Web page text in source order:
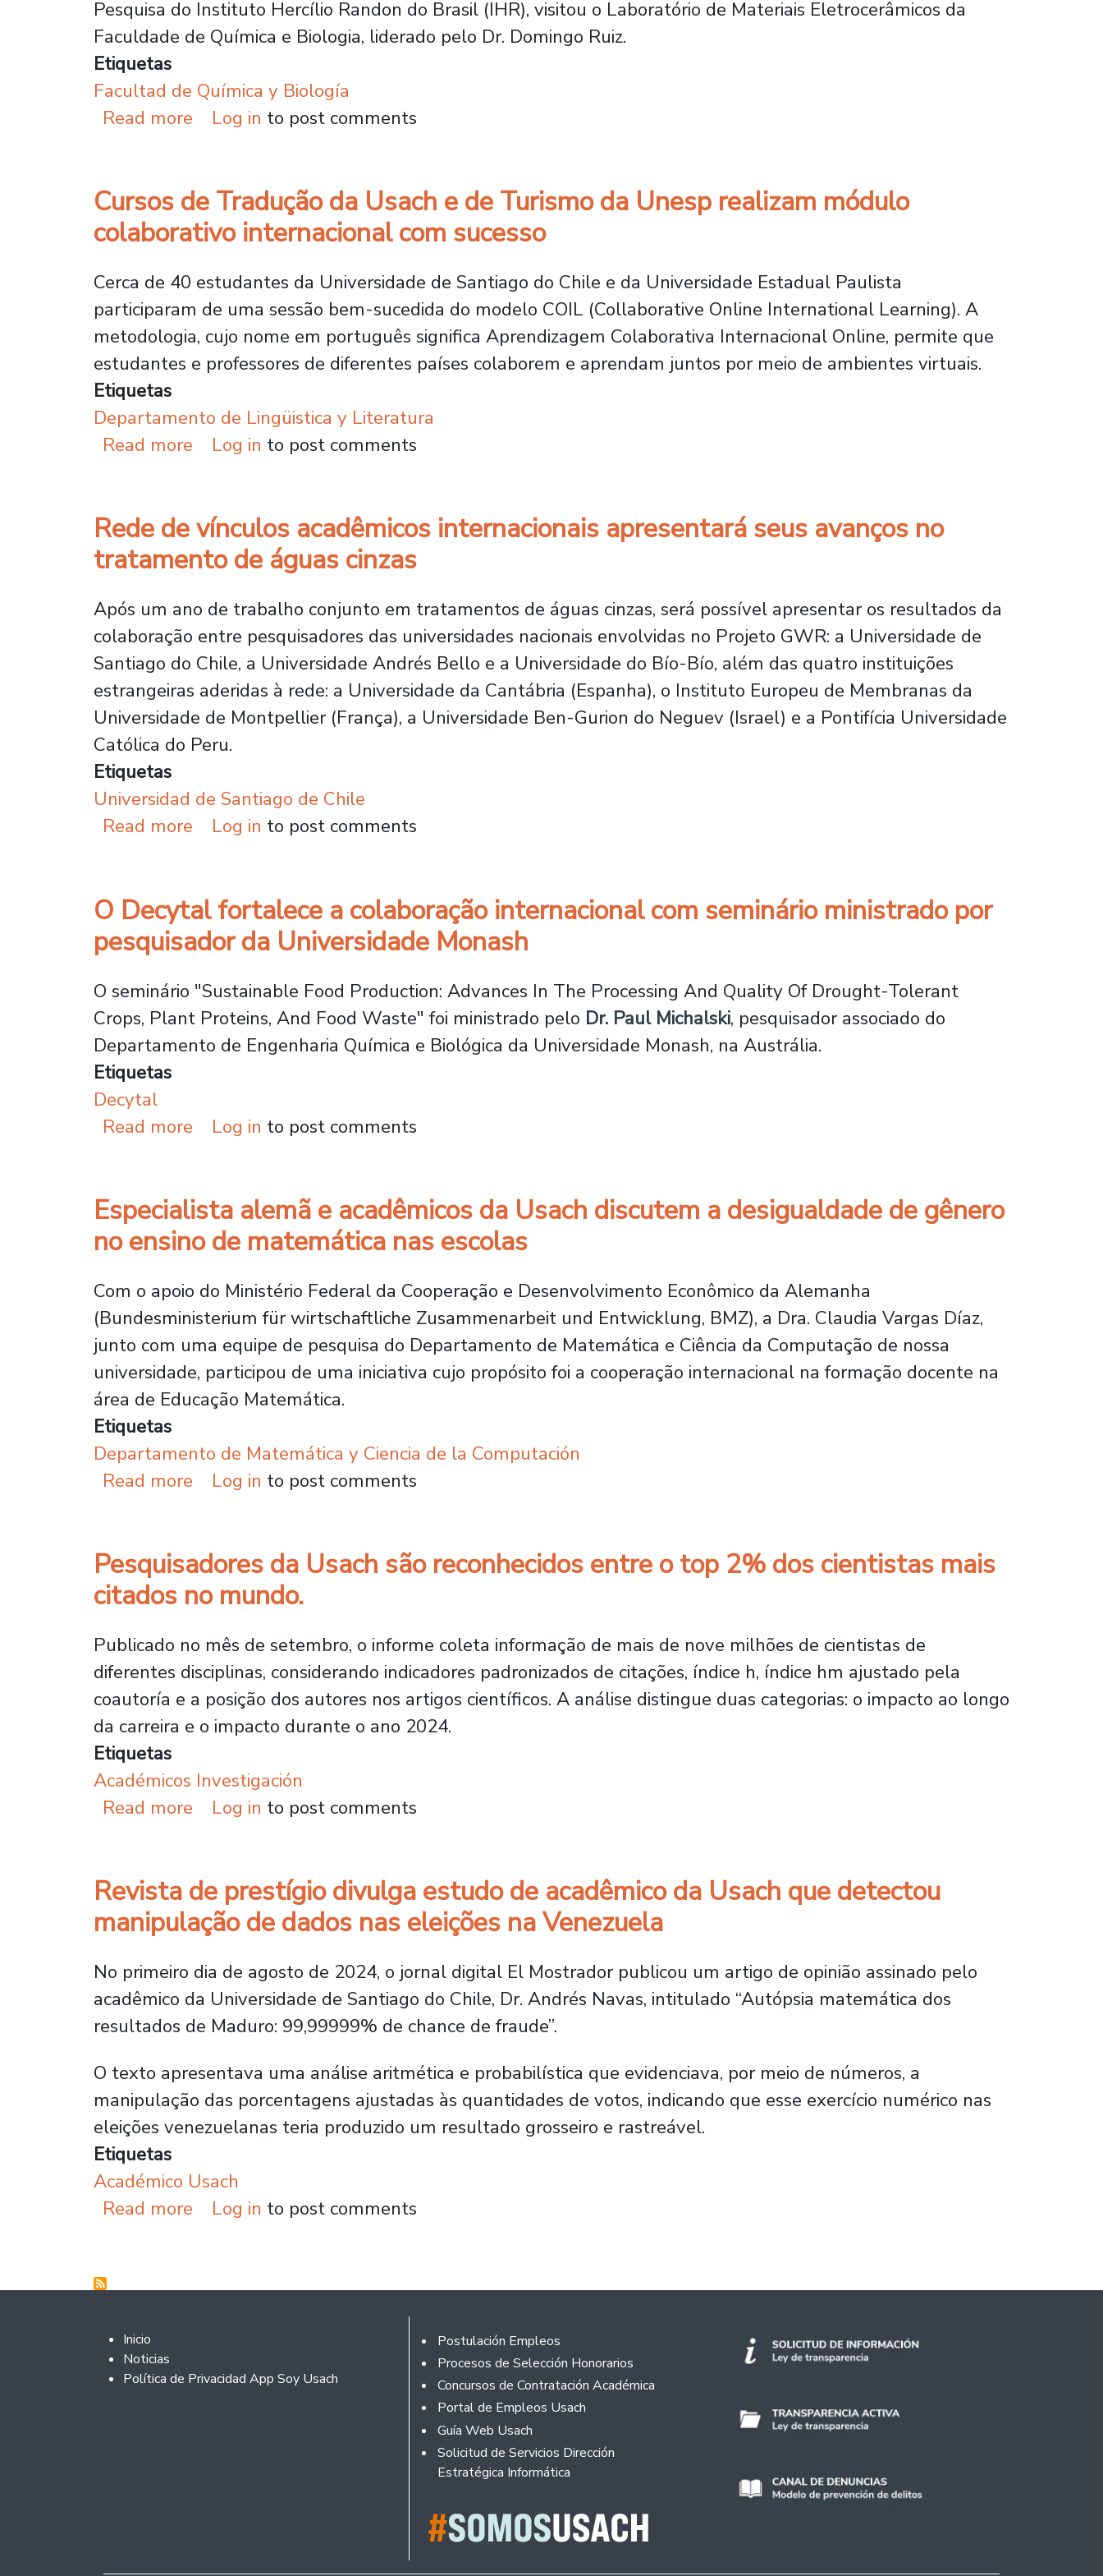
Pesquisa do Instituto Hercílio Randon do Brasil (IHR), visitou o Laboratório de Materiais Eletrocerâmicos da
Faculdade de Química e Biologia, liderado pelo Dr. Domingo Ruiz.
Etiquetas
Facultad de Química y Biología
Read more about Da pesquisa à indústria: Brasil e Chile estreitam laços para desenvolver tecnologias de valor agregado
Log in to post comments
Cursos de Tradução da Usach e de Turismo da Unesp realizam módulo
colaborativo internacional com sucesso
Cerca de 40 estudantes da Universidade de Santiago do Chile e da Universidade Estadual Paulista
participaram de uma sessão bem-sucedida do modelo COIL (Collaborative Online International Learning). A
metodologia, cujo nome em português significa Aprendizagem Colaborativa Internacional Online, permite que
estudantes e professores de diferentes países colaborem e aprendam juntos por meio de ambientes virtuais.
Etiquetas
Departamento de Lingüistica y Literatura
Read more about Cursos de Tradução da Usach e de Turismo da Unesp realizam módulo colaborativo internacional com
Log in to post comments
Rede de vínculos acadêmicos internacionais apresentará seus avanços no
tratamento de águas cinzas
Após um ano de trabalho conjunto em tratamentos de águas cinzas, será possível apresentar os resultados da
colaboração entre pesquisadores das universidades nacionais envolvidas no Projeto GWR: a Universidade de
Santiago do Chile, a Universidade Andrés Bello e a Universidade do Bío-Bío, além das quatro instituições
estrangeiras aderidas à rede: a Universidade da Cantábria (Espanha), o Instituto Europeu de Membranas da
Universidade de Montpellier (França), a Universidade Ben-Gurion do Neguev (Israel) e a Pontifícia Universidade
Católica do Peru.
Etiquetas
Universidad de Santiago de Chile
Read more about Rede de vínculos acadêmicos internacionais apresentará seus avanços no tratamento de águas cinzas
Log in to post comments
O Decytal fortalece a colaboração internacional com seminário ministrado por
pesquisador da Universidade Monash
O seminário "Sustainable Food Production: Advances In The Processing And Quality Of Drought-Tolerant
Crops, Plant Proteins, And Food Waste" foi ministrado pelo Dr. Paul Michalski, pesquisador associado do
Departamento de Engenharia Química e Biológica da Universidade Monash, na Austrália.
Etiquetas
Decytal
Read more about O Decytal fortalece a colaboração internacional com seminário ministrado por pesquisador da
Log in to post comments
Especialista alemã e acadêmicos da Usach discutem a desigualdade de gênero
no ensino de matemática nas escolas
Com o apoio do Ministério Federal da Cooperação e Desenvolvimento Econômico da Alemanha
(Bundesministerium für wirtschaftliche Zusammenarbeit und Entwicklung, BMZ), a Dra. Claudia Vargas Díaz,
junto com uma equipe de pesquisa do Departamento de Matemática e Ciência da Computação de nossa
universidade, participou de uma iniciativa cujo propósito foi a cooperação internacional na formação docente na
área de Educação Matemática.
Etiquetas
Departamento de Matemática y Ciencia de la Computación
Read more about Especialista alemã e acadêmicos da Usach discutem a desigualdade de gênero no ensino de
Log in to post comments
Pesquisadores da Usach são reconhecidos entre o top 2% dos cientistas mais
citados no mundo.
Publicado no mês de setembro, o informe coleta informação de mais de nove milhões de cientistas de
diferentes disciplinas, considerando indicadores padronizados de citações, índice h, índice hm ajustado pela
coautoría e a posição dos autores nos artigos científicos. A análise distingue duas categorias: o impacto ao longo
da carreira e o impacto durante o ano 2024.
Etiquetas
Académicos Investigación
Read more about Pesquisadores da Usach são reconhecidos entre o top 2% dos cientistas mais citados no mundo.
Log in to post comments
Revista de prestígio divulga estudo de acadêmico da Usach que detectou
manipulação de dados nas eleições na Venezuela
No primeiro dia de agosto de 2024, o jornal digital El Mostrador publicou um artigo de opinião assinado pelo
acadêmico da Universidade de Santiago do Chile, Dr. Andrés Navas, intitulado “Autópsia matemática dos
resultados de Maduro: 99,99999% de chance de fraude”.
O texto apresentava uma análise aritmética e probabilística que evidenciava, por meio de números, a
manipulação das porcentagens ajustadas às quantidades de votos, indicando que esse exercício numérico nas
eleições venezuelanas teria produzido um resultado grosseiro e rastreável.
Etiquetas
Académico Usach
Read more about Revista de prestígio divulga estudo de acadêmico da Usach que detectou manipulação de dados nas
Log in to post comments
Footer 2
Inicio
Noticias
Política de Privacidad App Soy Usach
Rodapé
Postulación Empleos
Procesos de Selección Honorarios
Concursos de Contratación Académica
Portal de Empleos Usach
Guía Web Usach
Solicitud de Servicios Dirección
Estratégica Informática